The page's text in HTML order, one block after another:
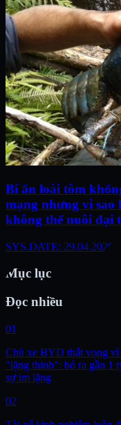
Bí ẩn loài tôm
mạng nhưng vì sao
không thể nuôi đại
SYS.DATE: 29.04.2026
Mục lục
Đọc nhiều
01
Chủ xe BYD thất vọng vì
"lặng thinh": bỏ ra gần 1
sự im lặng
02